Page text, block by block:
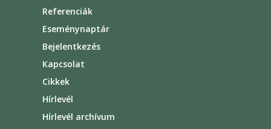
Referenciák
Eseménynaptár
Bejelentkezés
Kapcsolat
Cikkek
Hírlevél
Hírlevél archívum